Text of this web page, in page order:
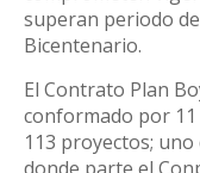
superan periodo
Bicentenario.
El Contrato Plan
conformado por
113 proyectos;